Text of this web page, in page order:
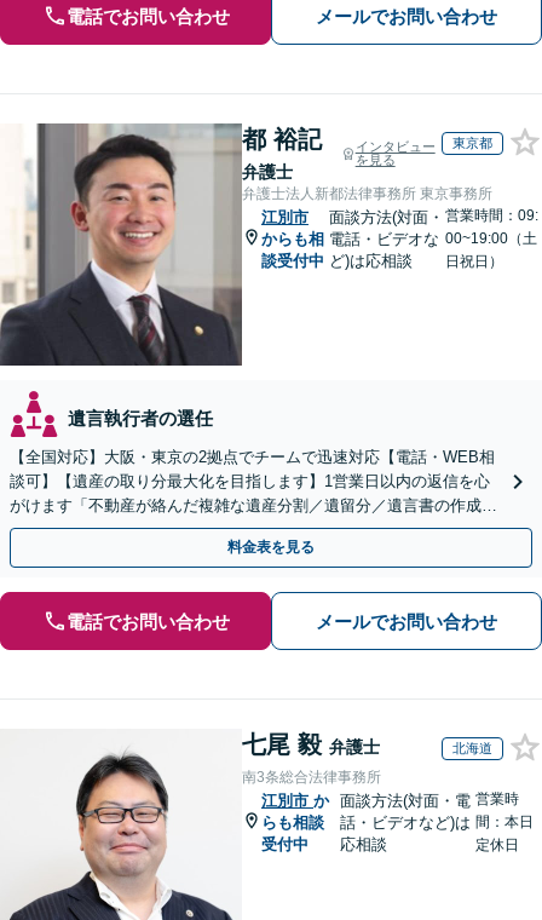
電話でお問い合わせ メールでお問い合わせ
都 裕記
弁護士
インタビュー
を見る
東京都
弁護士法人新都法律事務所 東京事務所
江別市
からも相
談受付中
面談方法(対面・
電話・ビデオな
ど)は応相談
営業時間：09:
00~19:00（土
日祝日）
遺言執行者の選任
【全国対応】大阪・東京の2拠点でチームで迅速対応【電話・WEB相
談可】【遺産の取り分最大化を目指します】1営業日以内の返信を心
がけます「不動産が絡んだ複雑な遺産分割／遺留分／遺言書の作成・
執行／事業承継など、お任せください」【休日相談あり】
料金表を見る
電話でお問い合わせ メールでお問い合わせ
七尾 毅 弁護士 北海道
南3条総合法律事務所
江別市 か
らも相談
受付中
面談方法(対面・電
話・ビデオなど)は
応相談
営業時
間：本日
定休日